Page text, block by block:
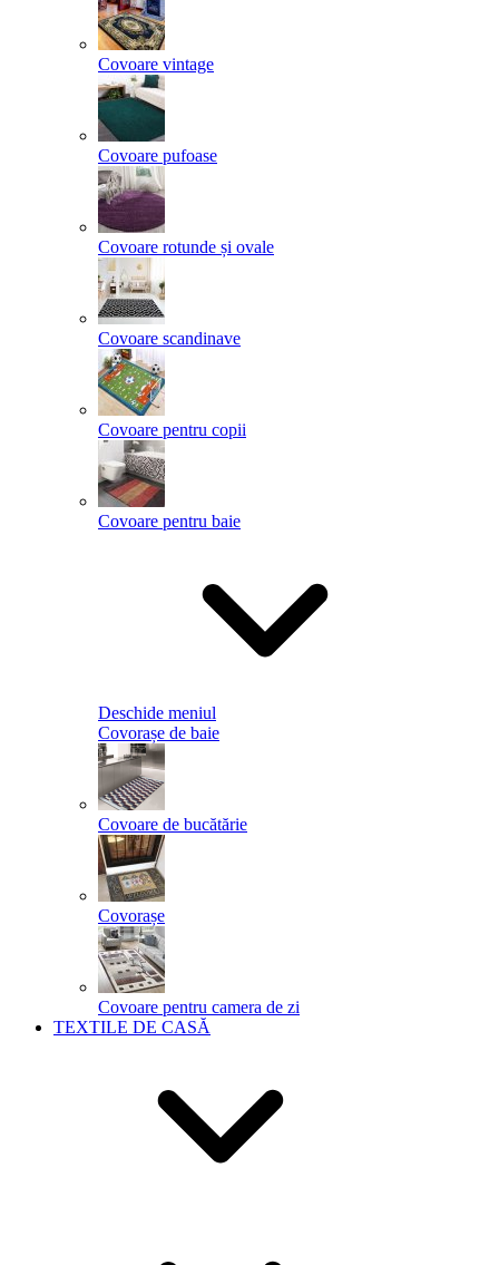
Covoare vintage
Covoare pufoase
Covoare rotunde și ovale
Covoare scandinave
Covoare pentru copii
Covoare pentru baie
Deschide meniul
Covorașe de baie
Covoare de bucătărie
Covorașe
Covoare pentru camera de zi
TEXTILE DE CASĂ